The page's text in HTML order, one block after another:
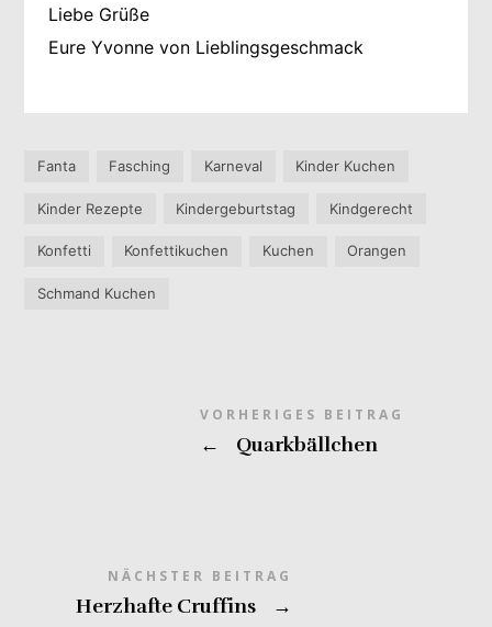
Liebe Grüße
Eure Yvonne von Lieblingsgeschmack
Fanta Fasching Karneval Kinder Kuchen
Kinder Rezepte Kindergeburtstag Kindgerecht
Konfetti Konfettikuchen Kuchen Orangen
Schmand Kuchen
VORHERIGES BEITRAG
← Quarkbällchen
NÄCHSTER BEITRAG
Herzhafte Cruffins →